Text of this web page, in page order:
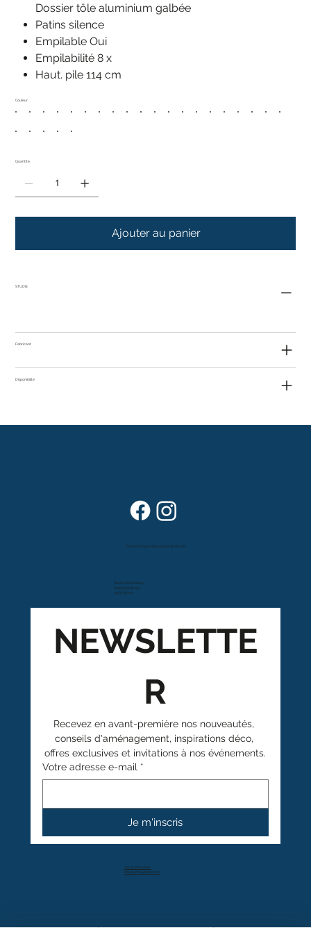
Dossier tôle aluminium galbée
Patins silence
Empilable Oui
Empilabilité 8 x
Haut. pile 114 cm
Couleur
Quantité
Ajouter au panier
STUDIE
Fabricant
Disponibilité
Route cantonale 4
Case postale 157
1963 Vétroz
Dans vos foyers depuis plus de 80 ans
+41 27 766 40 40
info@anthamatten.ch
NEWSLETTE
R
Recevez en avant-première nos nouveautés,
conseils d'aménagement, inspirations déco,
offres exclusives et invitations à nos événements.
Votre adresse e-mail *
Je m'inscris